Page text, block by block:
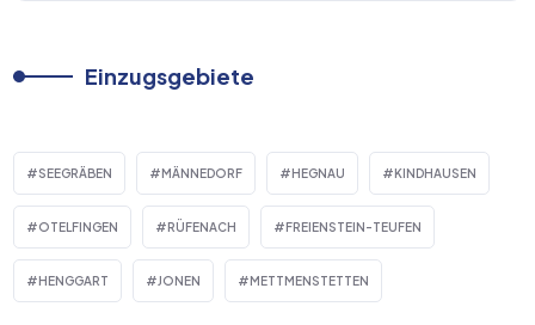
Einzugsgebiete
SEEGRÄBEN MÄNNEDORF HEGNAU KINDHAUSEN
OTELFINGEN RÜFENACH FREIENSTEIN-TEUFEN
HENGGART JONEN METTMENSTETTEN